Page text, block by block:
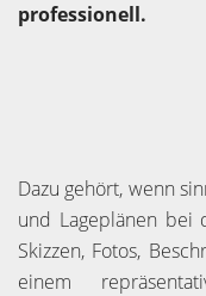
professionell.
Dazu gehört, wenn
und Lageplänen bei
Skizzen, Fotos,
einem